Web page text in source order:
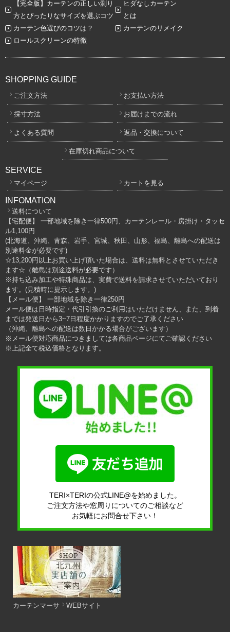
【完全版】カーテンの正しい測り
方とぴったりなサイズを選ぶコツ
ヒダなしカーテン
とは
カーテン色選びのコツは？
カーテンのリメイク
ロールスクリーンの特徴
SHOPPING GUIDE
ご注文方法 お支払い方法
採寸方法 お届けまでの流れ
よくある質問 返品・交換について
在庫切れ商品について
SERVICE
マイページ カートを見る
INFOMATION
送料について
【宅配便】 一部地域を除き一律500円、カーテンレール・房掛け・タッセ
ル1,100円
(北海道、沖縄、青森、岩手、宮城、秋田、山形、福島、離島への配送は
別途料金が必要です)
☆13,200円以上お買い上げ頂いた場合は、送料は無料とさせていただき
ます☆（離島は別途送料が必要です）
※持ち込み加工や特殊商品は、実費で送料を請求させていただいており
ます。(見積時に提示します。)
【メール便】 一部地域を除き一律250円
メール便は日時指定・代引引換のご利用はいただけません、また、到着
までは発送日から3~7日程度かかりますのでご了承ください
（沖縄、離島への配送は数日かかる場合がございます）
※メール便対応商品につきましては各商品ページにてご確認ください
※上記全て税込価格となります。
TERI×TERIの公式LINE@を始めました。
ご注文方法や窓周りについてのご相談など
お気軽にお問合せ下さい！
カーテンマーサ WEBサイト